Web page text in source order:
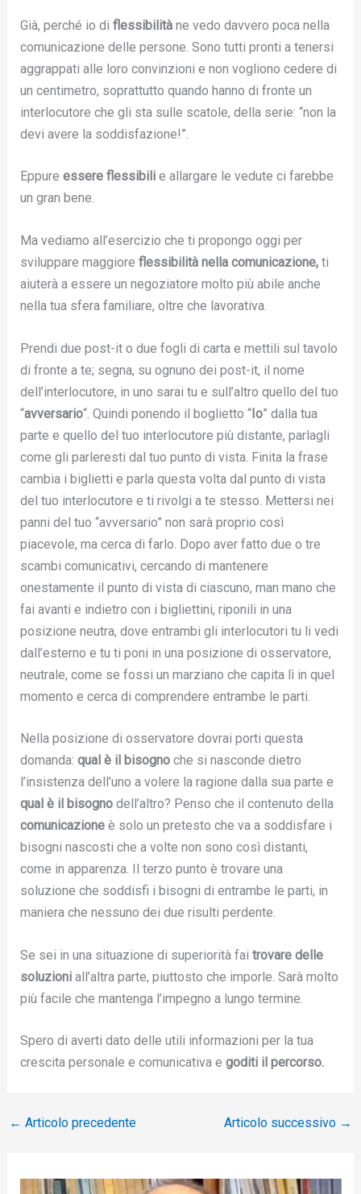
Già, perché io di flessibilitàne vedo davvero poca nella
comunicazione delle persone. Sono tutti pronti a tenersi
aggrappati alle loro convinzioni e non vogliono cedere di
un centimetro, soprattutto quando hanno di fronte un
interlocutore che gli sta sulle scatole, della serie: “non la
devi avere la soddisfazione!”.
Eppure essere flessibilie allargare le vedute ci farebbe
un gran bene.
Ma vediamo all’esercizio che ti propongo oggi per
sviluppare maggiore flessibilità nella comunicazione,ti
aiuterà a essere un negoziatore molto più abile anche
nella tua sfera familiare, oltre che lavorativa.
Prendi due post-it o due fogli di carta e mettili sul tavolo
di fronte a te; segna, su ognuno dei post-it, il nome
dell’interlocutore, in uno sarai tu e sull’altro quello del tuo
“avversario“. Quindi ponendo il boglietto “Io” dalla tua
parte e quello del tuo interlocutore più distante, parlagli
come gli parleresti dal tuo punto di vista. Finita la frase
cambia i biglietti e parla questa volta dal punto di vista
del tuo interlocutore e ti rivolgi a te stesso. Mettersi nei
panni del tuo “avversario” non sarà proprio così
piacevole, ma cerca di farlo. Dopo aver fatto due o tre
scambi comunicativi, cercando di mantenere
onestamente il punto di vista di ciascuno, man mano che
fai avanti e indietro con i bigliettini, riponili in una
posizione neutra, dove entrambi gli interlocutori tu li vedi
dall’esterno e tu ti poni in una posizione di osservatore,
neutrale, come se fossi un marziano che capita lì in quel
momento e cerca di comprendere entrambe le parti.
Nella posizione di osservatore dovrai porti questa
domanda: qual è il bisognoche si nasconde dietro
l’insistenza dell’uno a volere la ragione dalla sua parte e
qual è il bisognodell’altro? Penso che il contenuto della
comunicazioneè solo un pretesto che va a soddisfare i
bisogni nascosti che a volte non sono così distanti,
come in apparenza. Il terzo punto è trovare una
soluzione che soddisfi i bisogni di entrambe le parti, in
maniera che nessuno dei due risulti perdente.
Se sei in una situazione di superiorità fai trovare delle
soluzioniall’altra parte, piuttosto che imporle. Sarà molto
più facile che mantenga l’impegno a lungo termine.
Spero di averti dato delle utili informazioni per la tua
crescita personale e comunicativa e goditi il percorso.
← Articolo precedente Articolo successivo →